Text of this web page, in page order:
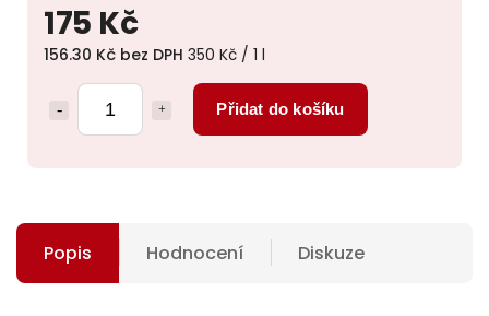
175 Kč
156.30 Kč bez DPH 350 Kč / 1 l
Přidat do košíku
Popis Hodnocení Diskuze